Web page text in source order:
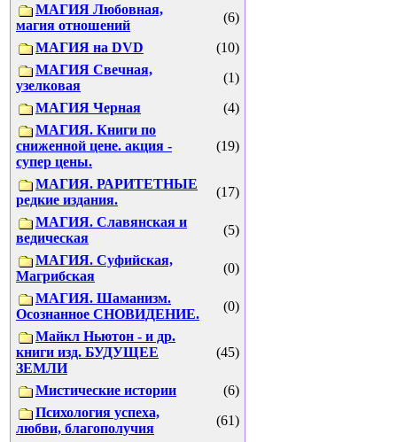
МАГИЯ Любовная,
магия отношений
(6)
МАГИЯ на DVD
(10)
МАГИЯ Свечная,
узелковая
(1)
МАГИЯ Черная
(4)
МАГИЯ. Книги по
сниженной цене. акция -
супер цены.
(19)
МАГИЯ. РАРИТЕТНЫЕ
редкие издания.
(17)
МАГИЯ. Славянская и
ведическая
(5)
МАГИЯ. Суфийская,
Магрибская
(0)
МАГИЯ. Шаманизм.
Осознанное СНОВИДЕНИЕ.
(0)
Майкл Ньютон - и др.
книги изд. БУДУЩЕЕ
ЗЕМЛИ
(45)
Мистические истории
(6)
Психология успеха,
любви, благополучия
(61)